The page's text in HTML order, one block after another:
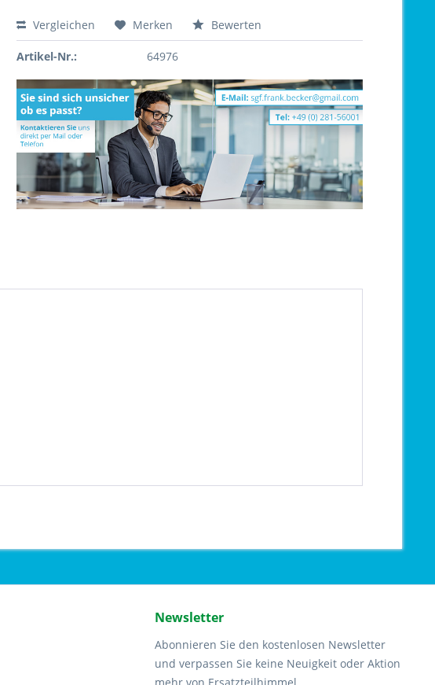
Vergleichen Merken Bewerten
Artikel-Nr.: 64976
Newsletter
Abonnieren Sie den kostenlosen Newsletter
und verpassen Sie keine Neuigkeit oder Aktion